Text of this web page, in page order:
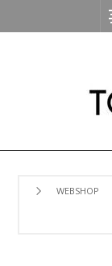
WEBSHOP